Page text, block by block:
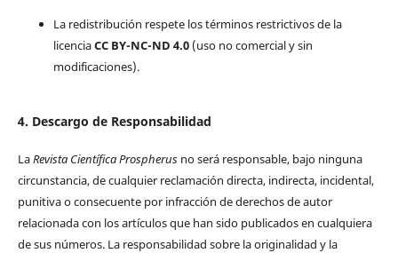
La redistribución respete los términos restrictivos de la
licenciaCC BY-NC-ND 4.0(uso no comercial y sin
modificaciones).
4. Descargo de Responsabilidad
LaRevista Científica Prospherusno será responsable, bajo ninguna
circunstancia, de cualquier reclamación directa, indirecta, incidental,
punitiva o consecuente por infracción de derechos de autor
relacionada con los artículos que han sido publicados en cualquiera
de sus números. La responsabilidad sobre la originalidad y la